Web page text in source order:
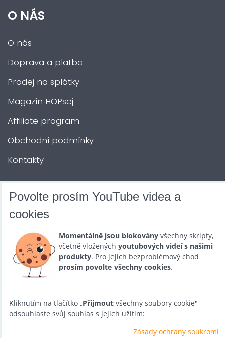
O NÁS
O nás
Doprava a platba
Prodej na splátky
Magazín HOPsej
Affiliate program
Obchodní podmínky
Kontakty
DALŠÍ SLUŽBY
Půjčovna
Promotéři
Kurzy a setkání
Velkoobchod
Nabídka práce
Povolte prosím YouTube videa a
cookies
Momentálně jsou blokovány všechny skripty,
včetně vložených youtubových videí s našimi
produkty. Pro jejich bezproblémový chod
prosím povolte všechny cookies.
Kliknutím na tlačítko „Přijmout všechny soubory cookie"
odsouhlaste svůj souhlas s jejich užitím:
Zásady ochrany soukromí